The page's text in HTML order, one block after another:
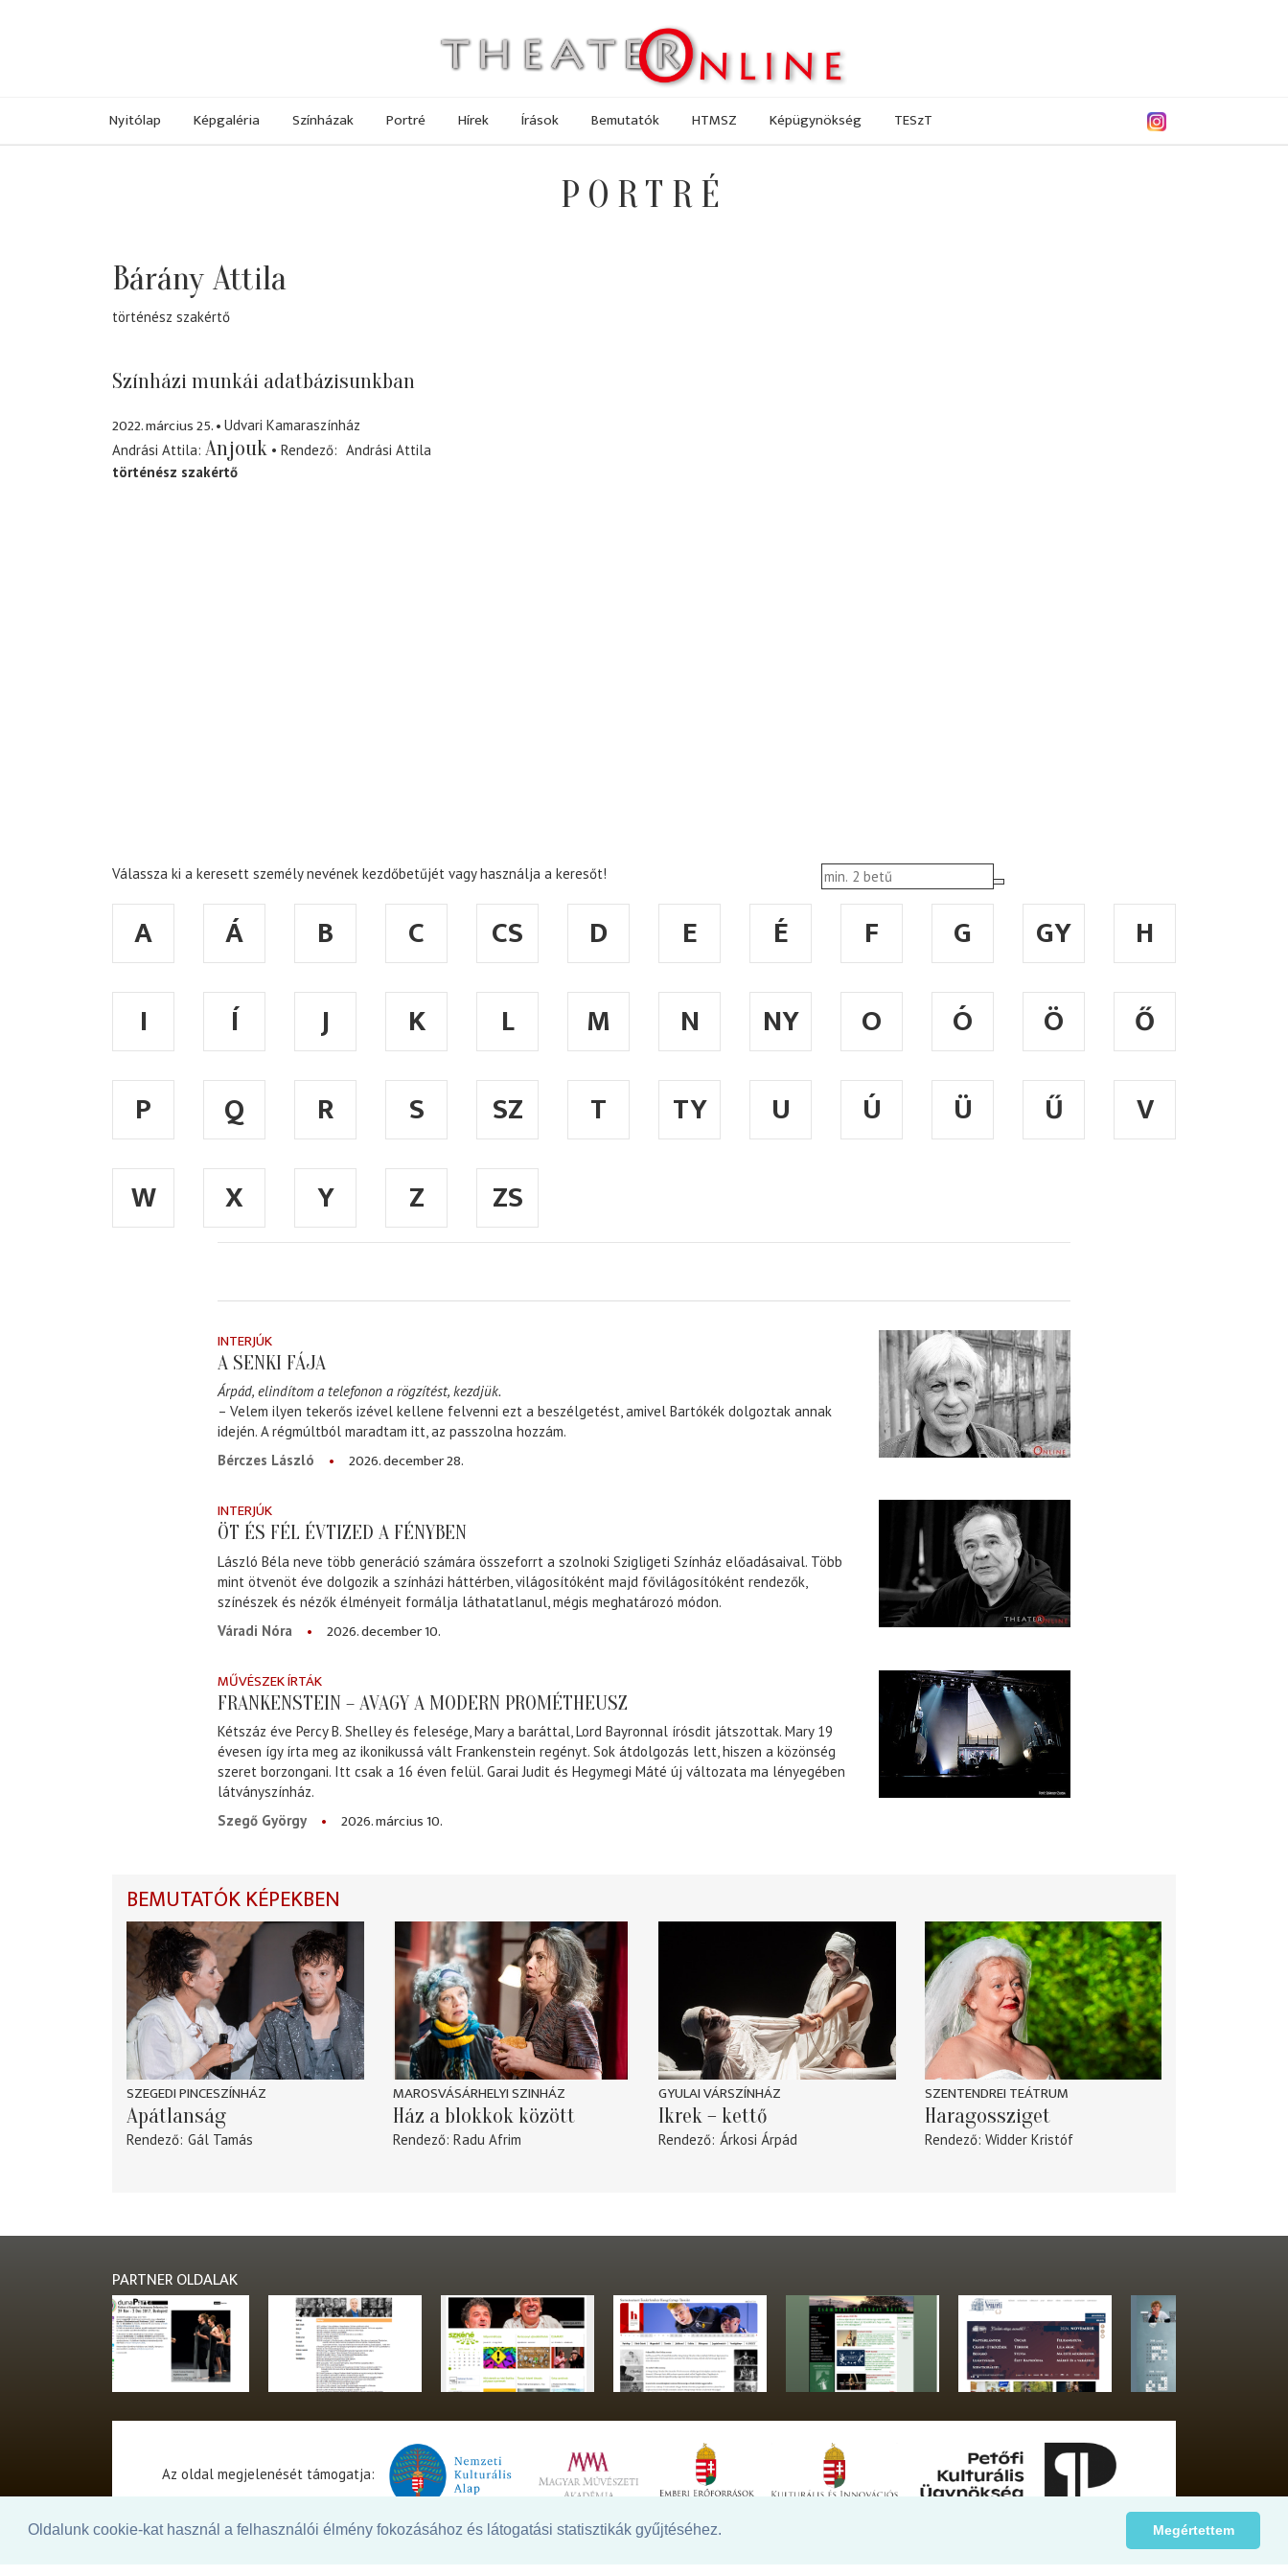
Oldalunk cookie-kat használ a felhasználói élmény fokozásához és látogatási statisztikák gyűjtéséhez. Megértettem
Nyitólap Képgaléria Színházak Portré Hírek Írások Bemutatók HTMSZ Képügynökség TESzT
PORTRÉ
Bárány Attila
történész szakértő
Színházi munkái adatbázisunkban
2022. március 25.
Udvari Kamaraszínház
Andrási Attila Anjouk Rendező
Andrási Attila
történész szakértő
Válassza ki a keresett személy nevének kezdőbetűjét vagy használja a keresőt!
A Á B C CS D E É F G GY
H
I
Í J K L M N NY O Ó Ö
Ő
P
Q R S SZ T TY U Ú Ü Ű
V
W
X Y Z ZS
INTERJÚK
A SENKI FÁJA
Árpád, elindítom a telefonon a rögzítést, kezdjük.
– Velem ilyen tekerős izével kellene felvenni ezt a beszélgetést, amivel Bartókék dolgoztak annak
idején. A régmúltból maradtam itt, az passzolna hozzám.
Bérczes László
2026. december 28.
INTERJÚK
ÖT ÉS FÉL ÉVTIZED A FÉNYBEN
László Béla neve több generáció számára összeforrt a szolnoki Szigligeti Színház előadásaival. Több
mint ötvenöt éve dolgozik a színházi háttérben, világosítóként majd fővilágosítóként rendezők,
színészek és nézők élményeit formálja láthatatlanul, mégis meghatározó módon.
Váradi Nóra
2026. december 10.
MŰVÉSZEK ÍRTÁK
FRANKENSTEIN – AVAGY A MODERN PROMÉTHEUSZ
Kétszáz éve Percy B. Shelley és felesége, Mary a baráttal, Lord Bayronnal írósdit játszottak. Mary 19
évesen így írta meg az ikonikussá vált Frankenstein regényt. Sok átdolgozás lett, hiszen a közönség
szeret borzongani. Itt csak a 16 éven felül. Garai Judit és Hegymegi Máté új változata ma lényegében
látványszínház.
Szegő György
2026. március 10.
BEMUTATÓK KÉPEKBEN
SZEGEDI PINCESZÍNHÁZ
Apátlanság
Rendező Gál Tamás
MAROSVÁSÁRHELYI SZINHÁZ
Ház a blokkok között
Rendező Radu Afrim
GYULAI VÁRSZÍNHÁZ
Ikrek – kettő
Rendező Árkosi Árpád
SZENTENDREI TEÁTRUM
Haragossziget
Rendező Widder Kristóf
PARTNER OLDALAK
Az oldal megjelenését támogatja: